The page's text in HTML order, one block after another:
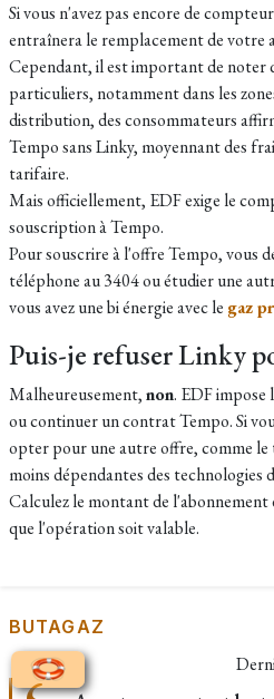
Si vous n'avez pas encore de
entraînera le remplacement de votre
Cependant, il est important de noter
particuliers, notamment dans les
distribution, des consommateurs
Tempo sans Linky, moyennant des
tarifaire.
Mais officiellement, EDF exige le
souscription à Tempo.
Pour souscrire à l'offre Tempo, vous
téléphone au 3404 ou étudier une
vous avez une bi énergie avec le gaz
Puis-je refuser Linky
Malheureusement,non. EDF
ou continuer un contrat Tempo. Si
opter pour une autre offre, comme
moins dépendantes des technologies
Calculez le montant de
que l'opération soit valable.
BUTAGAZ